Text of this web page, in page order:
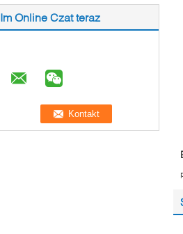
Im Online Czat teraz